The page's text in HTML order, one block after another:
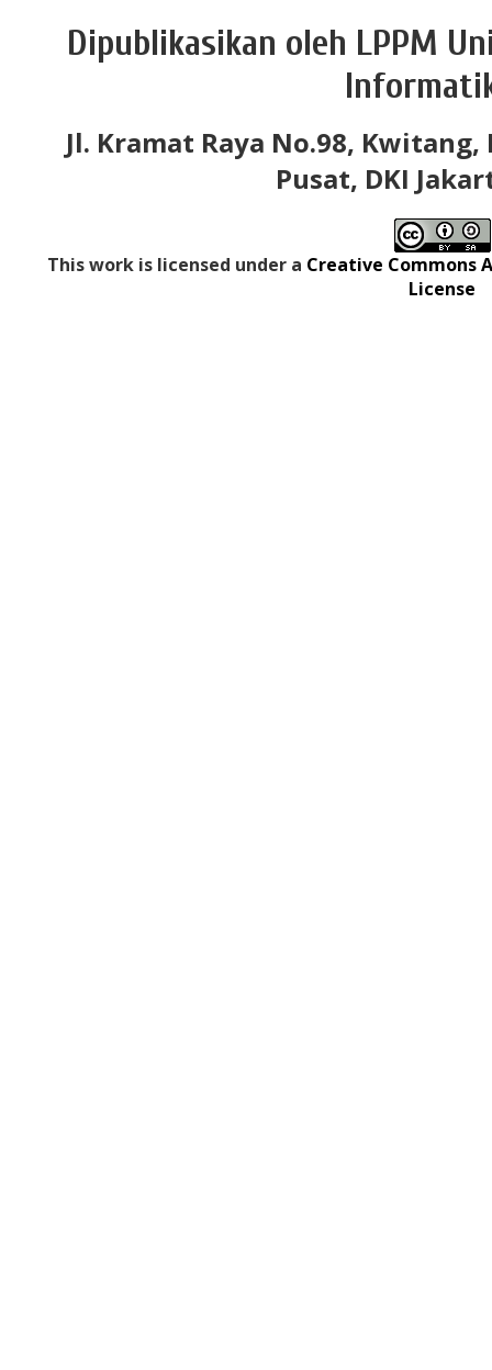
Dipublikasikan oleh LPPM
Jl. Kramat Raya No.98, Kwitang,
Pusat, DKI
This work is licensed under a Creative Commons
License